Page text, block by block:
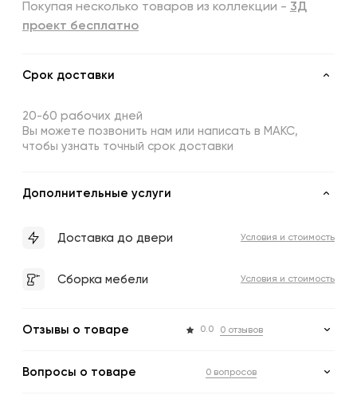
Покупая несколько товаров из коллекции - 3Д
проект бесплатно
Срок доставки
20-60 рабочих дней
Вы можете позвонить нам или написать в МАКС,
чтобы узнать точный срок доставки
Дополнительные услуги
Доставка до двери Условия и стоимость
Сборка мебели Условия и стоимость
Отзывы о товаре 0.0 0 отзывов
Вопросы о товаре 0 вопросов